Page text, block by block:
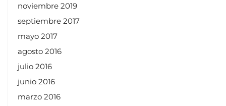
noviembre 2019
septiembre 2017
mayo 2017
agosto 2016
julio 2016
junio 2016
marzo 2016